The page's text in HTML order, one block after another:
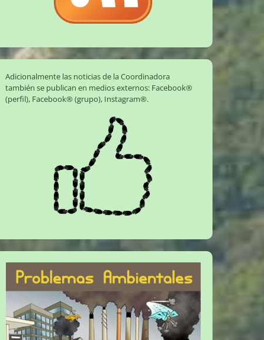
Adicionalmente las noticias de la Coordinadora
también se publican en medios externos: Facebook®
(perfil), Facebook® (grupo), Instagram®.